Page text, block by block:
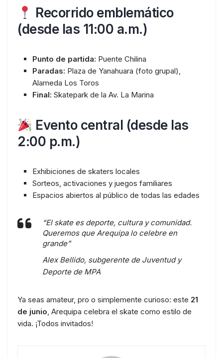
Recorrido emblemático
(desde las 11:00 a.m.)
Punto de partida: Puente Chilina
Paradas: Plaza de Yanahuara (foto grupal),
Alameda Los Toros
Final: Skatepark de la Av. La Marina
Evento central (desde las
2:00 p.m.)
Exhibiciones de skaters locales
Sorteos, activaciones y juegos familiares
Espacios abiertos al público de todas las edades
“El skate es deporte, cultura y comunidad.
Queremos que Arequipa lo celebre en
grande”
Alex Bellido, subgerente de Juventud y
Deporte de MPA
Ya seas amateur, pro o simplemente curioso: este 21
de junio, Arequipa celebra el skate como estilo de
vida. ¡Todos invitados!